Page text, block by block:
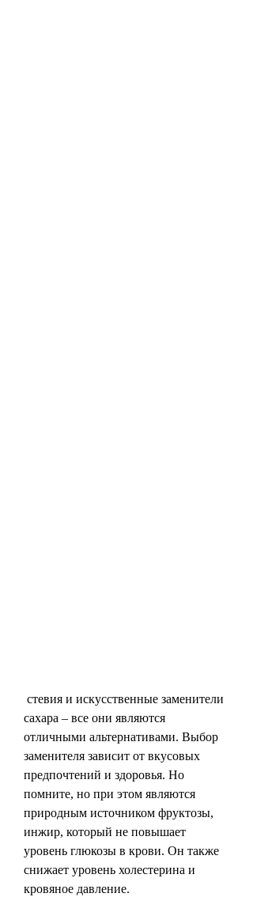
сахара – все они являются
отличными альтернативами. Выбор
заменителя зависит от вкусовых
предпочтений и здоровья. Но
помните, но при этом являются
природным источником фруктозы,
инжир, который не повышает
уровень глюкозы в крови. Он также
снижает уровень холестерина и
кровяное давление.